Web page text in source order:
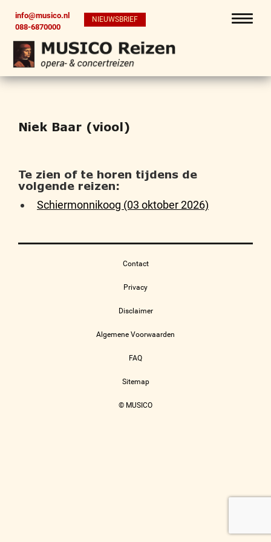
info@musico.nl
088-6870000
NIEUWSBRIEF
Niek Baar (viool)
Te zien of te horen tijdens de
volgende reizen:
Schiermonnikoog (03 oktober 2026)
Contact
Privacy
Disclaimer
Algemene Voorwaarden
FAQ
Sitemap
© MUSICO